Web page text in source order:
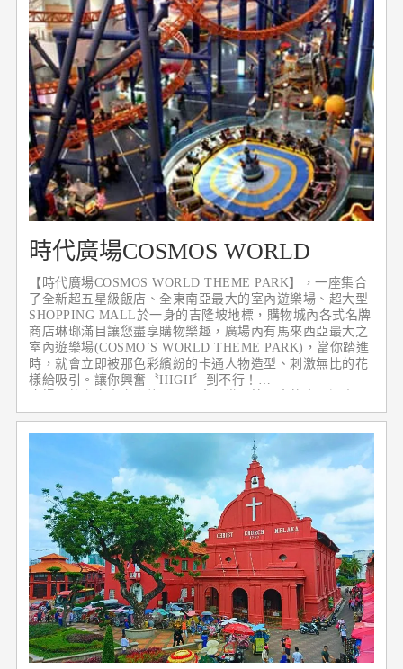
時代廣場COSMOS WORLD
THEME PARK
【時代廣場COSMOS WORLD THEME PARK】，一座集合
了全新超五星級飯店、全東南亞最大的室內遊樂場、超大型
SHOPPING MALL於一身的吉隆坡地標，購物城內各式名牌
商店琳瑯滿目讓您盡享購物樂趣，廣場內有馬來西亞最大之
室內遊樂場(COSMO`S WORLD THEME PARK)，當你踏進
時，就會立即被那色彩繽紛的卡通人物造型、刺激無比的花
樣給吸引。讓你興奮〝HIGH〞到不行！
車。如果你以為室內宇宙太空之旅就一定不刺激，那你就大
高度迅速“滑下”，並做360度的旋轉、坐上去的人都會大叫
刺激！在此盡情的遊樂，重拾過往童年時光。